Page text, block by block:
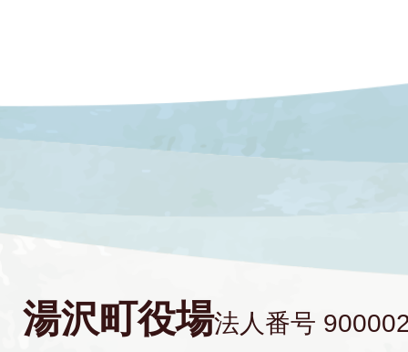
湯沢町役場法人番号